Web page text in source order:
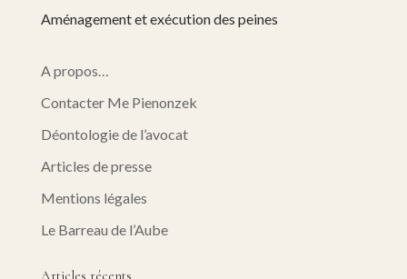
Aménagement et exécution des peines
A propos…
Contacter Me Pienonzek
Déontologie de l’avocat
Articles de presse
Mentions légales
Le Barreau de l’Aube
Articles récents